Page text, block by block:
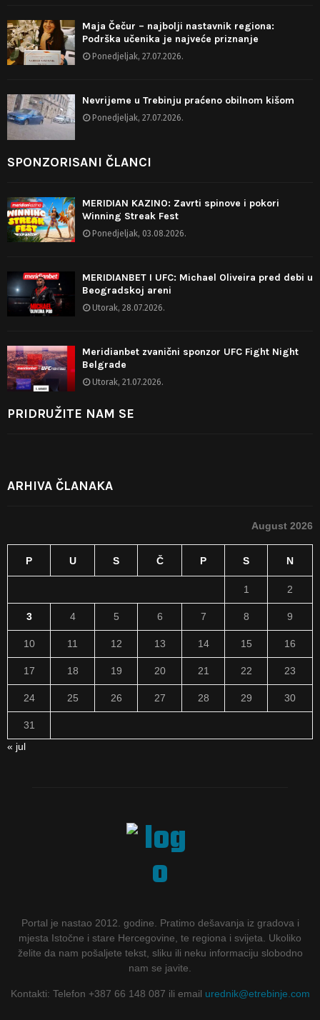
Maja Čečur – najbolji nastavnik regiona:
Podrška učenika je najveće priznanje
Ponedjeljak, 27.07.2026.
Nevrijeme u Trebinju praćeno obilnom kišom
Ponedjeljak, 27.07.2026.
SPONZORISANI ČLANCI
MERIDIAN KAZINO: Zavrti spinove i pokori
Winning Streak Fest
Ponedjeljak, 03.08.2026.
MERIDIANBET I UFC: Michael Oliveira pred debi u
Beogradskoj areni
Utorak, 28.07.2026.
Meridianbet zvanični sponzor UFC Fight Night
Belgrade
Utorak, 21.07.2026.
PRIDRUŽITE NAM SE
ARHIVA ČLANAKA
August 2026
P U S Č P S N
1 2
3 4 5 6 7 8 9
10 11 12 13 14 15 16
17 18 19 20 21 22 23
24 25 26 27 28 29 30
31
« jul
Portal je nastao 2012. godine. Pratimo dešavanja iz gradova i
mjesta Istočne i stare Hercegovine, te regiona i svijeta. Ukoliko
želite da nam pošaljete tekst, sliku ili neku informaciju slobodno
nam se javite.
Kontakti: Telefon +387 66 148 087 ili email urednik@etrebinje.com